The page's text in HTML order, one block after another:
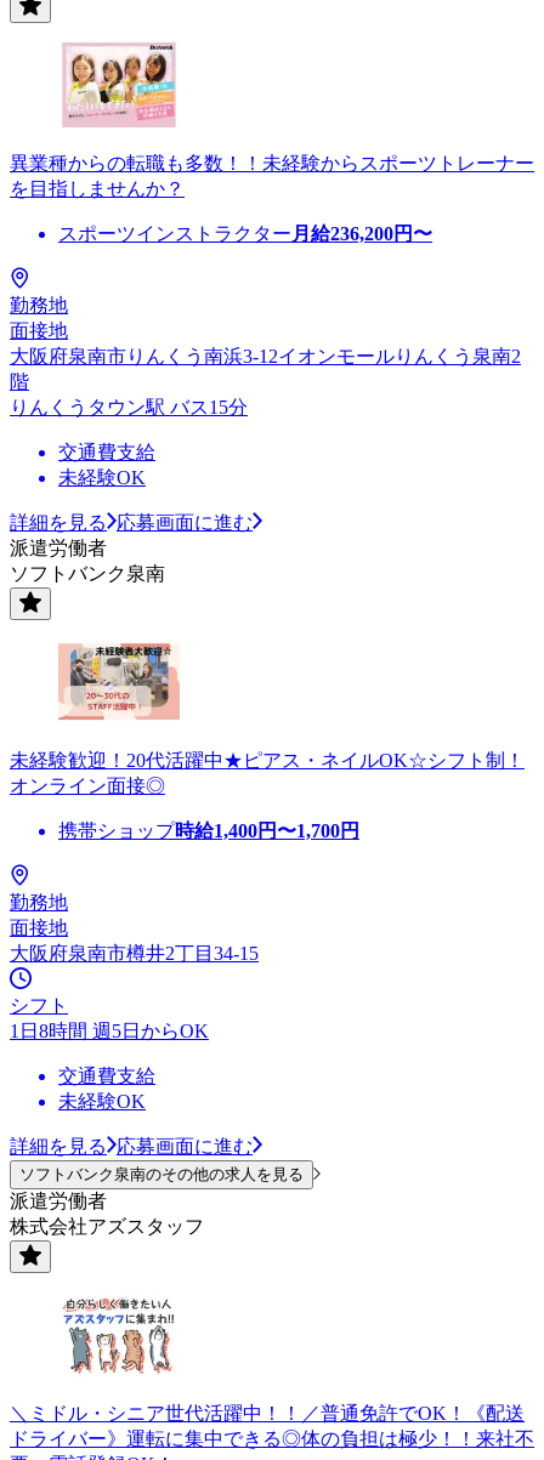
異業種からの転職も多数！！未経験からスポーツトレーナー
を目指しませんか？
スポーツインストラクター 月給236,200円〜
勤務地
面接地
大阪府泉南市りんくう南浜3-12イオンモールりんくう泉南2
階
りんくうタウン駅 バス15分
交通費支給
未経験OK
詳細を見る
応募画面に進む
派遣労働者
ソフトバンク泉南
未経験歓迎！20代活躍中★ピアス・ネイルOK☆シフト制！
オンライン面接◎
携帯ショップ時給1,400円〜1,700円
勤務地
面接地
大阪府泉南市樽井2丁目34-15
シフト
1日8時間 週5日からOK
交通費支給
未経験OK
詳細を見る 応募画面に進む
ソフトバンク泉南のその他の求人を見る
派遣労働者
株式会社アズスタッフ
＼ミドル・シニア世代活躍中！！／普通免許でOK！《配送
ドライバー》運転に集中できる◎体の負担は極少！！来社不